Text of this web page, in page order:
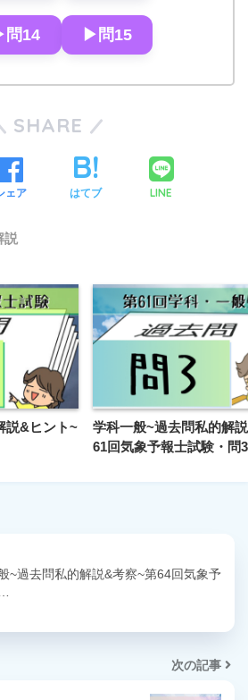
問14 ▶︎問15
SHARE
ェア はてブ LINE
説
説&ヒント~
学科一般~過去問私的解
61回気象予報士試験・問3
~過去問私的解説&考察~第64回気象予
次の記事